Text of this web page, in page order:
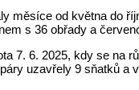
měsíce od května do
s 36 obřady a
7. 6. 2025, kdy se na
uzavřely 9 sňatků a